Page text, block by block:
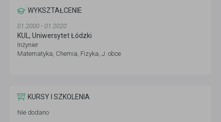
WYKSZTAŁCENIE
01.2000 - 01.2020
KUL, Uniwersytet Łódzki
Inżynier
Matematyka, Chemia, Fizyka, J. obce
KURSY I SZKOLENIA
Nie dodano